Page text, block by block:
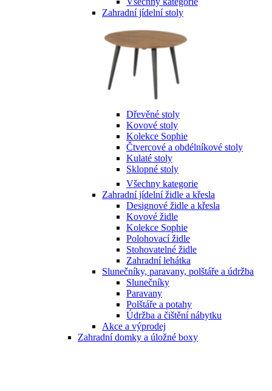
Zahradní jídelní stoly
Dřevěné stoly
Kovové stoly
Kolekce Sophie
Čtvercové a obdélníkové stoly
Kulaté stoly
Sklopné stoly
Všechny kategorie
Zahradní jídelní židle a křesla
Designové židle a křesla
Kovové židle
Kolekce Sophie
Polohovací židle
Stohovatelné židle
Zahradní lehátka
Slunečníky, paravany, polštáře a údržba
Slunečníky
Paravany
Polštáře a potahy
Údržba a čištění nábytku
Akce a výprodej
Zahradní domky a úložné boxy